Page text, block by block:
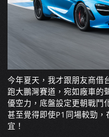
今年夏天，我才跟朋友商
跑大鵬灣賽道，宛如廠車的
優空力，底盤設定更朝戰鬥
甚至覺得即使P1同場較勁
宜！